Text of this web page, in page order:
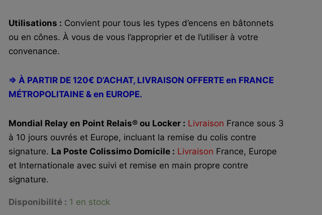
Utilisations : Convient pour tous les types d’encens en bâtonnets
ou en cônes. À vous de vous l’approprier et de l’utiliser à votre
convenance.
=> À PARTIR DE 120€ D’ACHAT, LIVRAISON OFFERTE en FRANCE
MÉTROPOLITAINE & en EUROPE.
Mondial Relay en Point Relais® ou Locker : Livraison France sous 3
à 10 jours ouvrés et Europe, incluant la remise du colis contre
signature. La Poste Colissimo Domicile : Livraison France, Europe
et Internationale avec suivi et remise en main propre contre
signature.
Disponibilité : 1 en stock